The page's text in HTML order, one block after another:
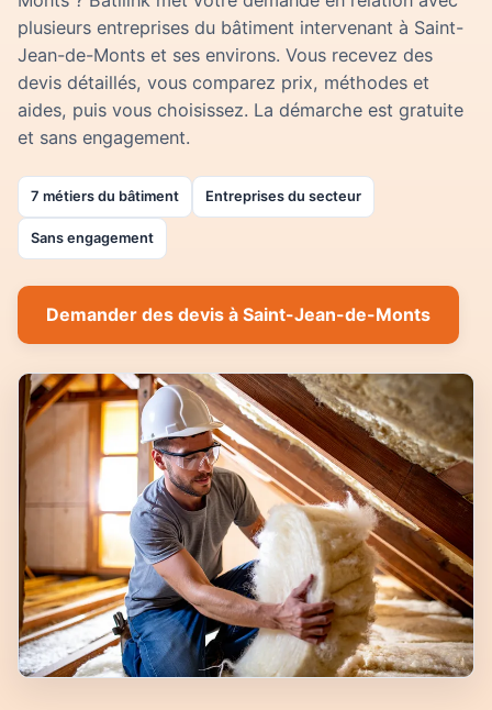
plusieurs entreprises du bâtiment intervenant à Saint-
Jean-de-Monts et ses environs. Vous recevez des
devis détaillés, vous comparez prix, méthodes et
aides, puis vous choisissez. La démarche est gratuite
et sans engagement.
7 métiers du bâtiment Entreprises du secteur
Sans engagement
Demander des devis à Saint-Jean-de-Monts